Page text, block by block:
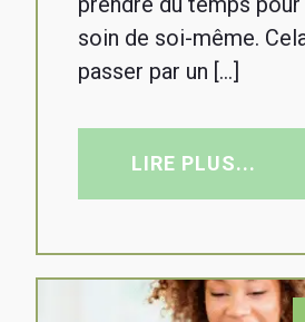
soin de soi-même.
passer par un […]
LIRE PLUS...